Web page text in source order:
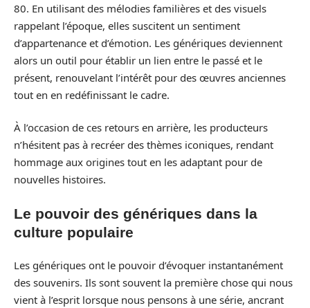
80. En utilisant des mélodies familières et des visuels
rappelant l’époque, elles suscitent un sentiment
d’appartenance et d’émotion. Les génériques deviennent
alors un outil pour établir un lien entre le passé et le
présent, renouvelant l’intérêt pour des œuvres anciennes
tout en en redéfinissant le cadre.
À l’occasion de ces retours en arrière, les producteurs
n’hésitent pas à recréer des thèmes iconiques, rendant
hommage aux origines tout en les adaptant pour de
nouvelles histoires.
Le pouvoir des génériques dans la
culture populaire
Les génériques ont le pouvoir d’évoquer instantanément
des souvenirs. Ils sont souvent la première chose qui nous
vient à l’esprit lorsque nous pensons à une série, ancrant